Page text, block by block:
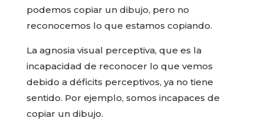
podemos copiar un dibujo, pero no
reconocemos lo que estamos copiando.
La agnosia visual perceptiva, que es la
incapacidad de reconocer lo que vemos
debido a déficits perceptivos, ya no tiene
sentido. Por ejemplo, somos incapaces de
copiar un dibujo.